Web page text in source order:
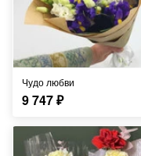
Чудо любви
9 747₽